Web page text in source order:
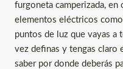
furgoneta camperizada,
elementos eléctricos
puntos de luz que vayas a
vez definas y tengas claro
saber por donde deberás